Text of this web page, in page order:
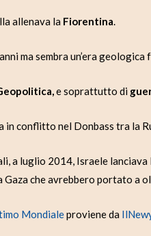
allenava la Fiorentina.
ma sembra un’era geologica
e soprattutto di
in conflitto nel Donbass tra la
a luglio 2014, Israele
Gaza che avrebbero portato a
Mondialeproviene da